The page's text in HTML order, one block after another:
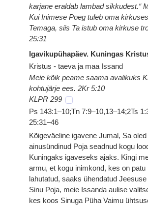
karjane eraldab lambad sikkudest.“
Kui Inimese Poeg tuleb oma
Temaga, siis Ta istub oma kirkuse
25:31
Igavikupühapäev. Kuningas
Kristus - taeva ja maa Issand
Meie kõik peame saama avalikuks
kohtujärje ees. 2Kr 5:10
KLPR 299
Ps 143:1–10;Tn 7:9–10,13–14;2Ts
25:31–46
Kõigeväeline igavene Jumal, Sa
ainusündinud Poja seadnud kogu
Kuningaks igaveseks ajaks. Kingi
armu, et kogu inimkond, kes on patu
lahutatud, saaks ühendatud
Sinu Poja, meie Issanda aulise
kes koos Sinuga Püha Vaimu